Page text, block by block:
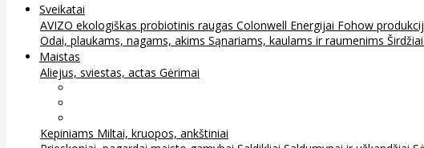
Sveikatai
AVIZO ekologiškas probiotinis raugas Colonwell Energijai Fohow
Odai, plaukams, nagams, akims Sąnariams, kaulams ir raumenims
Maistas
Aliejus, sviestas, actas Gėrimai
Kepiniams Miltai, kruopos, ankštiniai